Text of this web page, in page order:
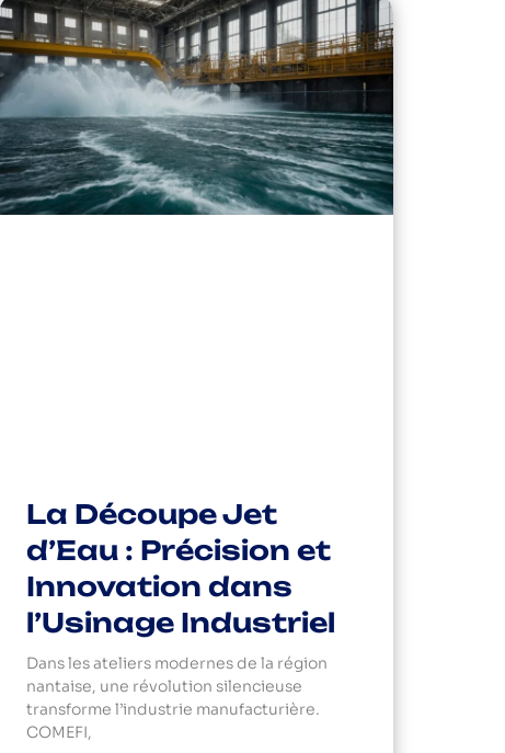
La Découpe Jet
d’Eau : Précision et
Innovation dans
l’Usinage Industriel
Dans les ateliers modernes de la région
nantaise, une révolution silencieuse
transforme l’industrie manufacturière.
COMEFI,